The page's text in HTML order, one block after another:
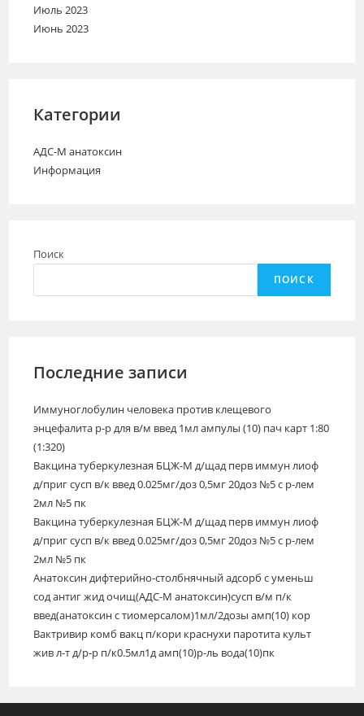
Июль 2023
Июнь 2023
Категории
АДС-М анатоксин
Информация
Поиск
ПОИСК
Последние записи
Иммуноглобулин человека против клещевого
энцефалита р-р для в/м введ 1мл ампулы (10) пач карт 1:80
(1:320)
Вакцина туберкулезная БЦЖ-М д/щад перв иммун лиоф
д/приг сусп в/к введ 0.025мг/доз 0,5мг 20доз №5 с р-лем
2мл №5 пк
Вакцина туберкулезная БЦЖ-М д/щад перв иммун лиоф
д/приг сусп в/к введ 0.025мг/доз 0,5мг 20доз №5 с р-лем
2мл №5 пк
Анатоксин дифтерийно-столбнячный адсорб с уменьш
сод антиг жид очищ(АДС-М анатоксин)сусп в/м п/к
введ(анатоксин с тиомерсалом)1мл/2дозы амп(10) кор
Вактривир комб вакц п/кори краснухи паротита культ
жив л-т д/р-р п/к0.5мл1д амп(10)р-ль вода(10)пк